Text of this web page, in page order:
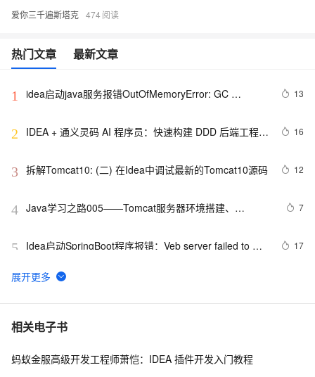
爱你三千遍斯塔克 474
热门文章 最新文章
1
idea启动java服务报错OutOfMemoryError: GC
13
2
IDEA + 通义灵码 AI 程序员：快速构建 DDD 后端工程模
16
3 拆解Tomcat10: (二) 在Idea中调试最新的Tomcat10源码 12
4 Java学习之路005——Tomcat服务器环境搭建、
7
5
Idea启动SpringBoot程序报错：Veb server failed to
与解决方案
17
6 IDEA上运行Flink任务
7 最好的IDEA debug长文？看完我佛了（下）
8 Mac中IntelliJ IDEA每次打开立刻“意外退出”的解决方法
相关电子书
蚂蚁金服高级开发工程师萧恺：IDEA 插件开发入门教程